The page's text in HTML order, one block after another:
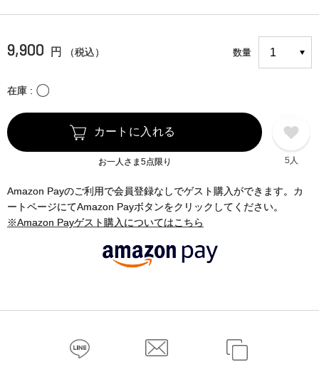
9,900 円 （税込） 数量
在庫 〇
カートに入れる
お一人さま5点限り 5人
Amazon Payのご利用で会員登録なしでゲスト購入ができます。カ
ートページにてAmazon Payボタンをクリックしてください。
※Amazon Payゲスト購入についてはこちら